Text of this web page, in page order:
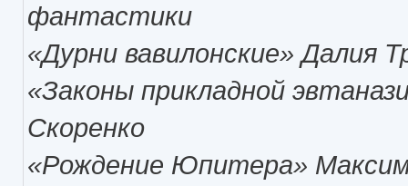
фантастики
«Дурни вавилонские» Далия
«Законы прикладной
Скоренко
«Рождение Юпитера»